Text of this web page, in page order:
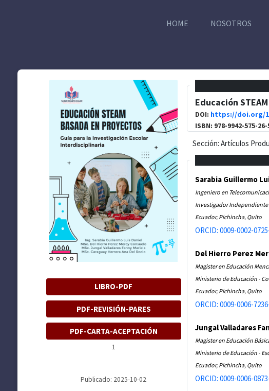
HOME NOSOTROS
LIBRO-PDF
PDF-REVISIÓN-PARES
PDF-CARTA-ACEPTACIÓN
1
Publicado: 2025-10-02
Educación
DOI: https://doi.org/
ISBN: 978-9942-575-26-
Sección: Artículos
Sarabia Guillermo
Ingeniero en
Investigador Independiente
Ecuador, Pichincha, Quito
ORCID: 0009-0002-
Del Hierro Perez
Magister en Educación
Ministerio de Educación -
Ecuador, Pichincha, Quito
ORCID: 0009-0006-
Jungal Valladares
Magister en Educación
Ministerio de Educación -
Ecuador, Pichincha, Quito
ORCID: 0009-0006-